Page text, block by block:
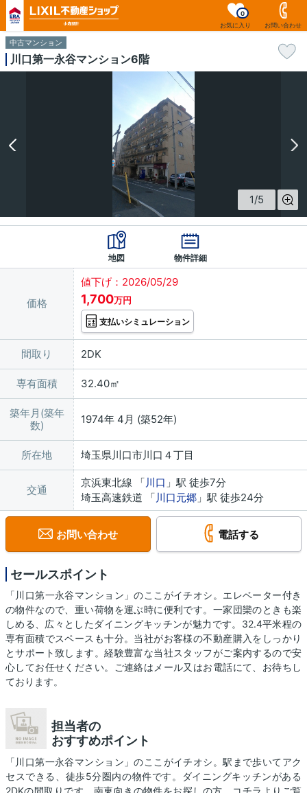
お気に入り
0
お問い合わせ
中古マンション
川口第一永谷マンション6階
1/5
地図 物件詳細
価格
値下げ：2026/05/29
1,700万円
支払いシミュレーション
間取り 2DK
専有面積 32.40㎡
築年月(築年
数)
1974年 4月 (築52年)
所在地 埼玉県川口市川口４丁目
交通
京浜東北線 「川口 」駅 徒歩7分
埼玉高速鉄道 「川口元郷 」駅 徒歩24分
お問い合わせ 電話する
セールスポイント
「川口第一永谷マンション」のここがイチオシ。エレベーター付き
の物件なので、重い荷物を運ぶ時に便利です。一家団欒のときも楽
しめる、広々としたダイニングキッチンが魅力です。32.4平米程の
専有面積でスペースも十分。当社がお客様の不動産購入をしっかり
とサポート致します。経験豊富な当社スタッフがご案内するので安
心してお任せください。ご連絡はメール又はお電話にて、お待ちし
ております。
担当者の
おすすめポイント
「川口第一永谷マンション」のここがイチオシ。駅まで歩いてアク
セスできる、徒歩5分圏内の物件です。ダイニングキッチンがある